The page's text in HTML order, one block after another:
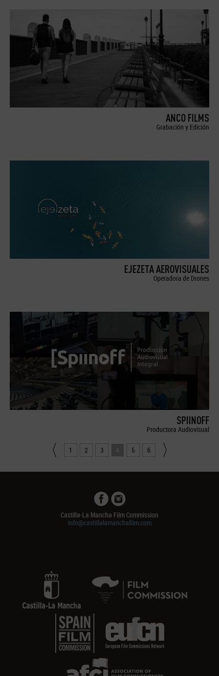
ANCO FILMS
Grabación y Edición
EJEZETA AEROVISUALES
Operadora de Drones
SPIINOFF
Productora Audiovisual
1 2 3 4 5 6
Castilla-La Mancha Film Commission
info@castillalamanchafilm.com